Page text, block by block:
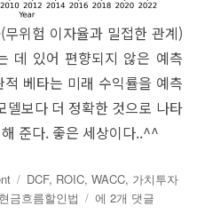
위험 이자율과 밀접한 관계)
데 있어 편향되지 않은 예측
베타는 미래 수익률을 예측
델보다 더 정확한 것으로 나타
준다. 좋은 세상이다..^^
태
그
DCF, ROIC,WACC, 가치투자
현금흐름할인법
현
에 2개 댓글